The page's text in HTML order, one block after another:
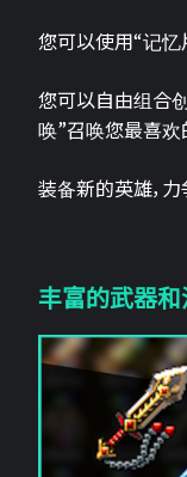
您可以使用“记忆
您可以自由组合
唤”召唤您最喜欢
装备新的英雄，
丰富的武器